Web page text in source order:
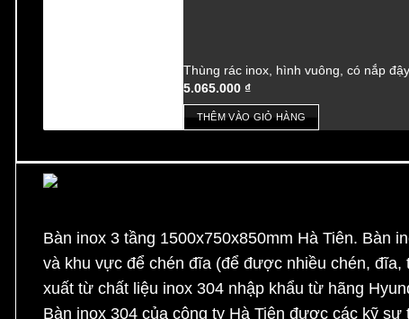
Thùng rác inox, hình vuông, có nắp đậy
5.065.000 ₫
THÊM VÀO GIỎ HÀNG
Bàn inox 3 tầng 1500x750x850mm Hà Tiên. Bàn
và khu vực để chén đĩa (để được nhiều chén,
xuất từ chất liệu inox 304 nhập khẩu từ hãng
Bàn inox 304 của công ty Hà Tiên được các kỹ